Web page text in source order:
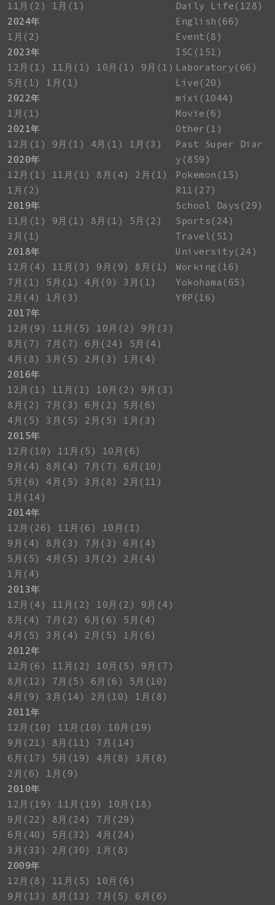
11月(2)
1月(1)
2024年
1月(2)
2023年
12月(1)
11月(1) 10月(1)
9月(1)
5月(1)
1月(1)
2022年
1月(1)
2021年
12月(1)
9月(1) 4月(1)
1月(3)
2020年
12月(1)
11月(1) 8月(4)
2月(1)
1月(2)
2019年
11月(1)
9月(1) 8月(1)
5月(2)
3月(1)
2018年
12月(4)
11月(3) 9月(9)
8月(1)
7月(1)
5月(1) 4月(9)
3月(1)
2月(4)
1月(3)
2017年
12月(9)
11月(5) 10月(2)
9月(3)
8月(7)
7月(7) 6月(24)
5月(4)
4月(8)
3月(5) 2月(3)
1月(4)
2016年
12月(1)
11月(1) 10月(2)
9月(3)
8月(2)
7月(3) 6月(2)
5月(6)
4月(5)
3月(5) 2月(5)
1月(3)
2015年
12月(10)
11月(5)
10月(6)
9月(4)
8月(4) 7月(7)
6月(10)
5月(6)
4月(5) 3月(8)
2月(11)
1月(14)
2014年
12月(26)
11月(6)
10月(1)
9月(4)
8月(3) 7月(3)
6月(4)
5月(5)
4月(5) 3月(2)
2月(4)
1月(4)
2013年
12月(4)
11月(2) 10月(2)
9月(4)
8月(4)
7月(2) 6月(6)
5月(4)
4月(5)
3月(4) 2月(5)
1月(6)
2012年
12月(6)
11月(2) 10月(5)
9月(7)
8月(12)
7月(5) 6月(6)
5月(10)
4月(9)
3月(14) 2月(10)
1月(8)
2011年
12月(10)
11月(10)
10月(19)
9月(21)
8月(11)
7月(14)
6月(17)
5月(19) 4月(8)
3月(8)
2月(6)
1月(9)
2010年
12月(19)
11月(19)
10月(18)
9月(22)
8月(24)
7月(29)
6月(40)
5月(32)
4月(24)
3月(33)
2月(30)
1月(8)
2009年
12月(8)
11月(5)
10月(6)
9月(13)
8月(13) 7月(5)
6月(6)
Daily Life(128)
English(66)
Event(8)
ISC(151)
Laboratory(66)
Live(20)
mixi(1044)
Movie(6)
Other(1)
Past Super Diar
y(859)
Pokemon(15)
R11(27)
School Days(29)
Sports(24)
Travel(51)
University(24)
Working(16)
Yokohama(65)
YRP(16)